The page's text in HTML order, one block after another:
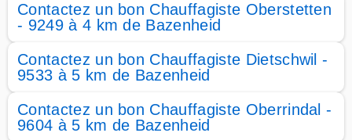
Contactez un bon Chauffagiste Oberstetten
- 9249 à 4 km de Bazenheid
Contactez un bon Chauffagiste Dietschwil -
9533 à 5 km de Bazenheid
Contactez un bon Chauffagiste Oberrindal -
9604 à 5 km de Bazenheid